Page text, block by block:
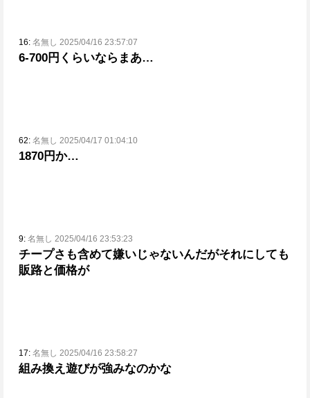
16: 名無し 2025/04/16 23:57:07
6-700円くらいならまあ…
62: 名無し 2025/04/17 01:04:10
1870円か…
9: 名無し 2025/04/16 23:53:23
チープさも含めて嫌いじゃないんだがそれにしても
販路と価格が
17: 名無し 2025/04/16 23:58:27
組み換え遊びが強みなのかな